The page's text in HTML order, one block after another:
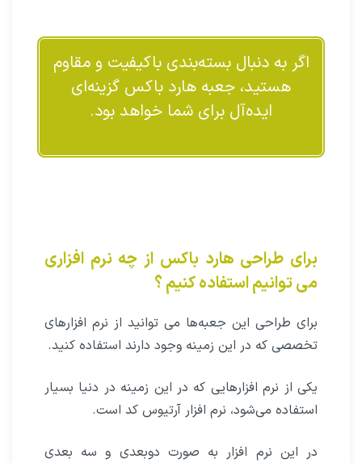
اگر به دنبال بسته‌بندی باکیفیت و مقاوم
هستید، جعبه هارد باکس گزینه‌ای
ایده‌آل برای شما خواهد بود.
برای طراحی هارد باکس از چه نرم افزاری
می توانیم استفاده کنیم ؟
برای طراحی این جعبه‌ها می توانید از نرم افزارهای
تخصصی که در این زمینه وجود دارند استفاده کنید.
یکی از نرم افزارهایی که در این زمینه در دنیا بسیار
استفاده می‌شود، نرم افزار آرتیوس‌ کد است.
در این نرم افزار به صورت دوبعدی و سه بعدی